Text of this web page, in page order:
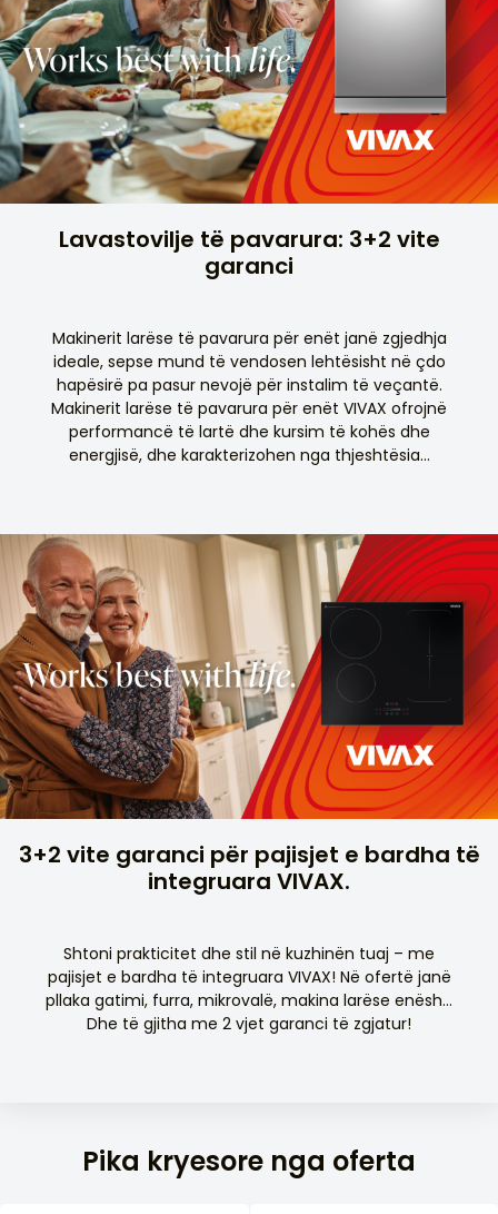
Lavastovilje të pavarura: 3+2 vite
garanci
Makinerit larëse të pavarura për enët janë zgjedhja
ideale, sepse mund të vendosen lehtësisht në çdo
hapësirë pa pasur nevojë për instalim të veçantë.
Makinerit larëse të pavarura për enët VIVAX ofrojnë
performancë të lartë dhe kursim të kohës dhe
energjisë, dhe karakterizohen nga thjeshtësia...
3+2 vite garanci për pajisjet e bardha të
integruara VIVAX.
Shtoni prakticitet dhe stil në kuzhinën tuaj – me
pajisjet e bardha të integruara VIVAX! Në ofertë janë
pllaka gatimi, furra, mikrovalë, makina larëse enësh…
Dhe të gjitha me 2 vjet garanci të zgjatur!
Pika kryesore nga oferta